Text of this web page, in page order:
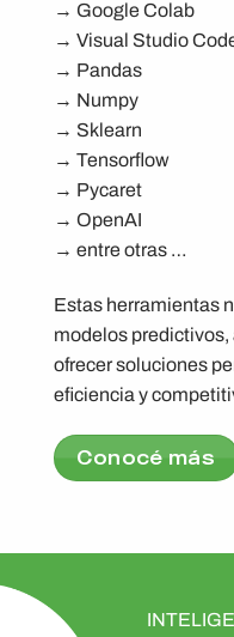
→ Google Colab
→ Visual Studio
→ Pandas
→ Numpy
→ Sklearn
→ Tensorflow
→ Pycaret
→ OpenAI
→ entre otras …
Estas herramientas
modelos
ofrecer soluciones
eficiencia y
Conocé más